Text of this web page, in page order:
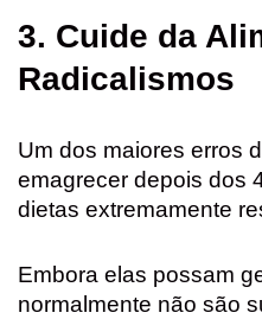
3. Cuide da
Radicalismos
Um dos maiores erros
emagrecer depois dos
dietas extremamente
Embora elas possam
normalmente não são